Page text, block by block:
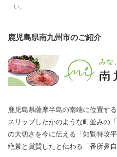
い。
鹿児島県南九州市のご紹介
鹿児島県薩摩半島の南端に位置す
スリップしたかのような町並みの
の大切さを今に伝える「知覧特攻
絶景と賞賛したと伝わる「番所鼻